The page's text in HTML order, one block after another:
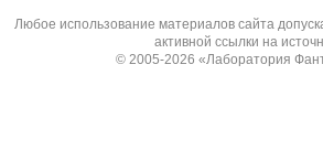
Любое использование материалов сайта
активной ссылки на
© 2005-2026 «Лаборатория